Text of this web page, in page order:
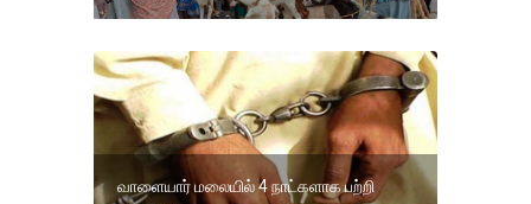
வாளையார் மலையில் 4 நாட்களாக பற்றி